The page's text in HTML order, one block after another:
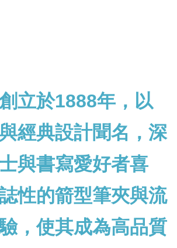
立於1888年，以
經典設計聞名，深
與書寫愛好者喜
性的箭型筆夾與流
，使其成為高品質